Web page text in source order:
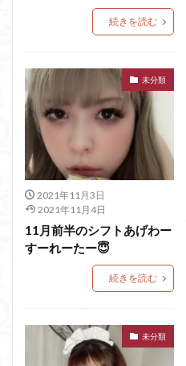
続きを読む
未分類
2021年11月3日
2021年11月4日
11月前半のシフトあげわー
すーれーたー😇
続きを読む
未分類